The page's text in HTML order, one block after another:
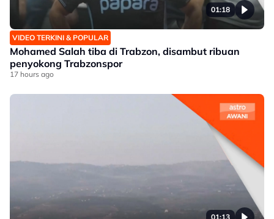
01:18
VIDEO TERKINI & POPULAR
Mohamed Salah tiba di Trabzon, disambut ribuan
penyokong Trabzonspor
17 hours ago
01:13